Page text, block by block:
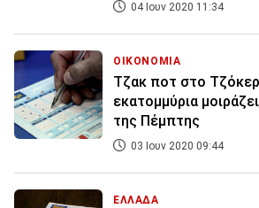
04 Ιουν 2020 11:34
ΟΙΚΟΝΟΜΙΑ
Τζακ ποτ στο
εκατομμύρια
της Πέμπτης
03 Ιουν 2020 09:44
ΕΛΛΑΔΑ